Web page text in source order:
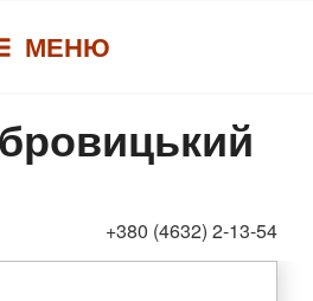
МЕНЮ
+380 (4632) 2-13-54